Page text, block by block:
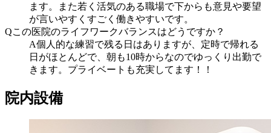
ます。また若く活気のある職場で下からも意見や要望
が言いやすくすごく働きやすいです。
Qこの医院のライフワークバランスはどうですか？
A個人的な練習で残る日はありますが、定時で帰れる
日がほとんどで、朝も10時からなのでゆっくり出勤で
きます。プライベートも充実してます！！
院内設備